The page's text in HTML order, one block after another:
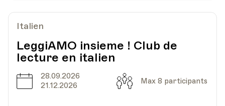
Lieu
HEP - Haute Ecole Pédagogique - Salle 719
1005, Lausanne
Av. de Cour 33
Italien
LeggiAMO insieme ! Club de
lecture en italien
Date
28.09.2026
21.12.2026
Capacité
Max 8 participants